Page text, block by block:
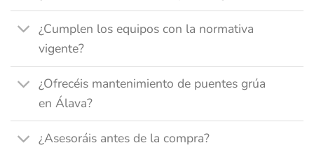
¿Cumplen los equipos con la normativa
vigente?
¿Ofrecéis mantenimiento de puentes grúa
en Álava?
¿Asesoráis antes de la compra?